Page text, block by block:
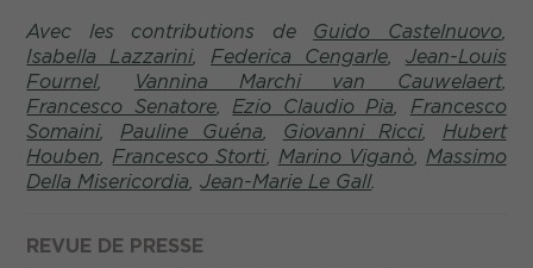
Avec les contributions de Guido Castelnuovo,
Isabella Lazzarini, Federica Cengarle, Jean-Louis
Fournel, Vannina Marchi van Cauwelaert,
Francesco Senatore, Ezio Claudio Pia
Francesco
Somaini, Pauline Guéna Giovanni Ricci, Hubert
Houben
Francesco Storti, Marino Viganò, Massimo
Della Misericordia ,Jean-Marie Le Gall.
REVUE DE PRESSE